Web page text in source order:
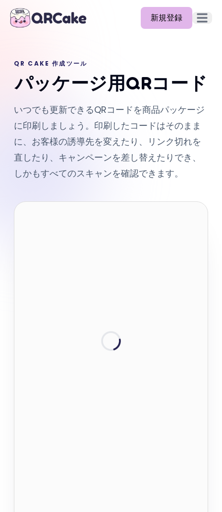
新規登録 メイン
料金
ブログ
ドキュメント
ヘルプ
API
QR CAKE 作成ツール
パッケージ用QRコード
いつでも更新できるQRコードを商品パッケージ
に印刷しましょう。印刷したコードはそのまま
に、お客様の誘導先を変えたり、リンク切れを
直したり、キャンペーンを差し替えたりでき、
しかもすべてのスキャンを確認できます。